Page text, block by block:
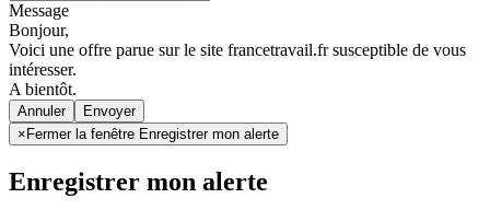
Message
Bonjour,
Voici une offre parue sur le site francetravail.fr susceptible de vous
intéresser.
A bientôt.
Annuler
× Fermer la fenêtre Enregistrer mon alerte
Enregistrer mon alerte